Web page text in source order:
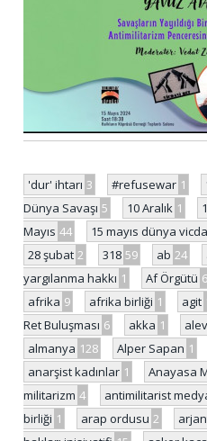
'dur' ihtarı 3 #refusewar 1
Dünya Savaşı 5 10 Aralık 1
Mayıs 44 15 mayıs dünya
28 şubat 2 318 59 ab 24
yargılanma hakkı 1 Af Örgütü
afrika 9 afrika birliği 1 agit
Ret Buluşması 6 akka 1
almanya 128 Alper Sapan 1
anarşist kadınlar 1 Anayasa
militarizm 4 antimilitarist
birliği 1 arap ordusu 2